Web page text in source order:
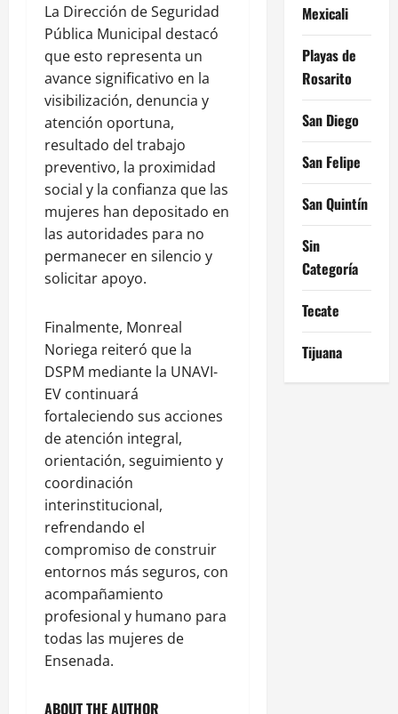
La Dirección de Seguridad
Pública Municipal destacó
que esto representa un
avance significativo en la
visibilización, denuncia y
atención oportuna,
resultado del trabajo
preventivo, la proximidad
social y la confianza que las
mujeres han depositado en
las autoridades para no
permanecer en silencio y
solicitar apoyo.
Finalmente, Monreal
Noriega reiteró que la
DSPM mediante la UNAVI-
EV continuará
fortaleciendo sus acciones
de atención integral,
orientación, seguimiento y
coordinación
interinstitucional,
refrendando el
compromiso de construir
entornos más seguros, con
acompañamiento
profesional y humano para
todas las mujeres de
Ensenada.
ABOUT THE AUTHOR
Mexicali
Playas de
Rosarito
San Diego
San Felipe
San Quintín
Sin
Categoría
Tecate
Tijuana